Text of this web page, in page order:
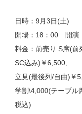
日時：9月3日(土)
開場：18：00 開演
料金：前売り S席(前
SC込み)￥6,500、
立見(最後列/自由)￥
学割\4,000(テーブ
税込)